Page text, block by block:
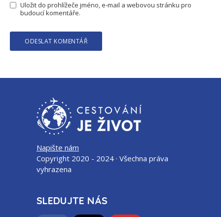
Uložit do prohlížeče jméno, e-mail a webovou stránku pro
budoucí komentáře.
Napište nám
Copyright 2020 - 2024 · Všechna práva
vyhrazena
SLEDUJTE NÁS